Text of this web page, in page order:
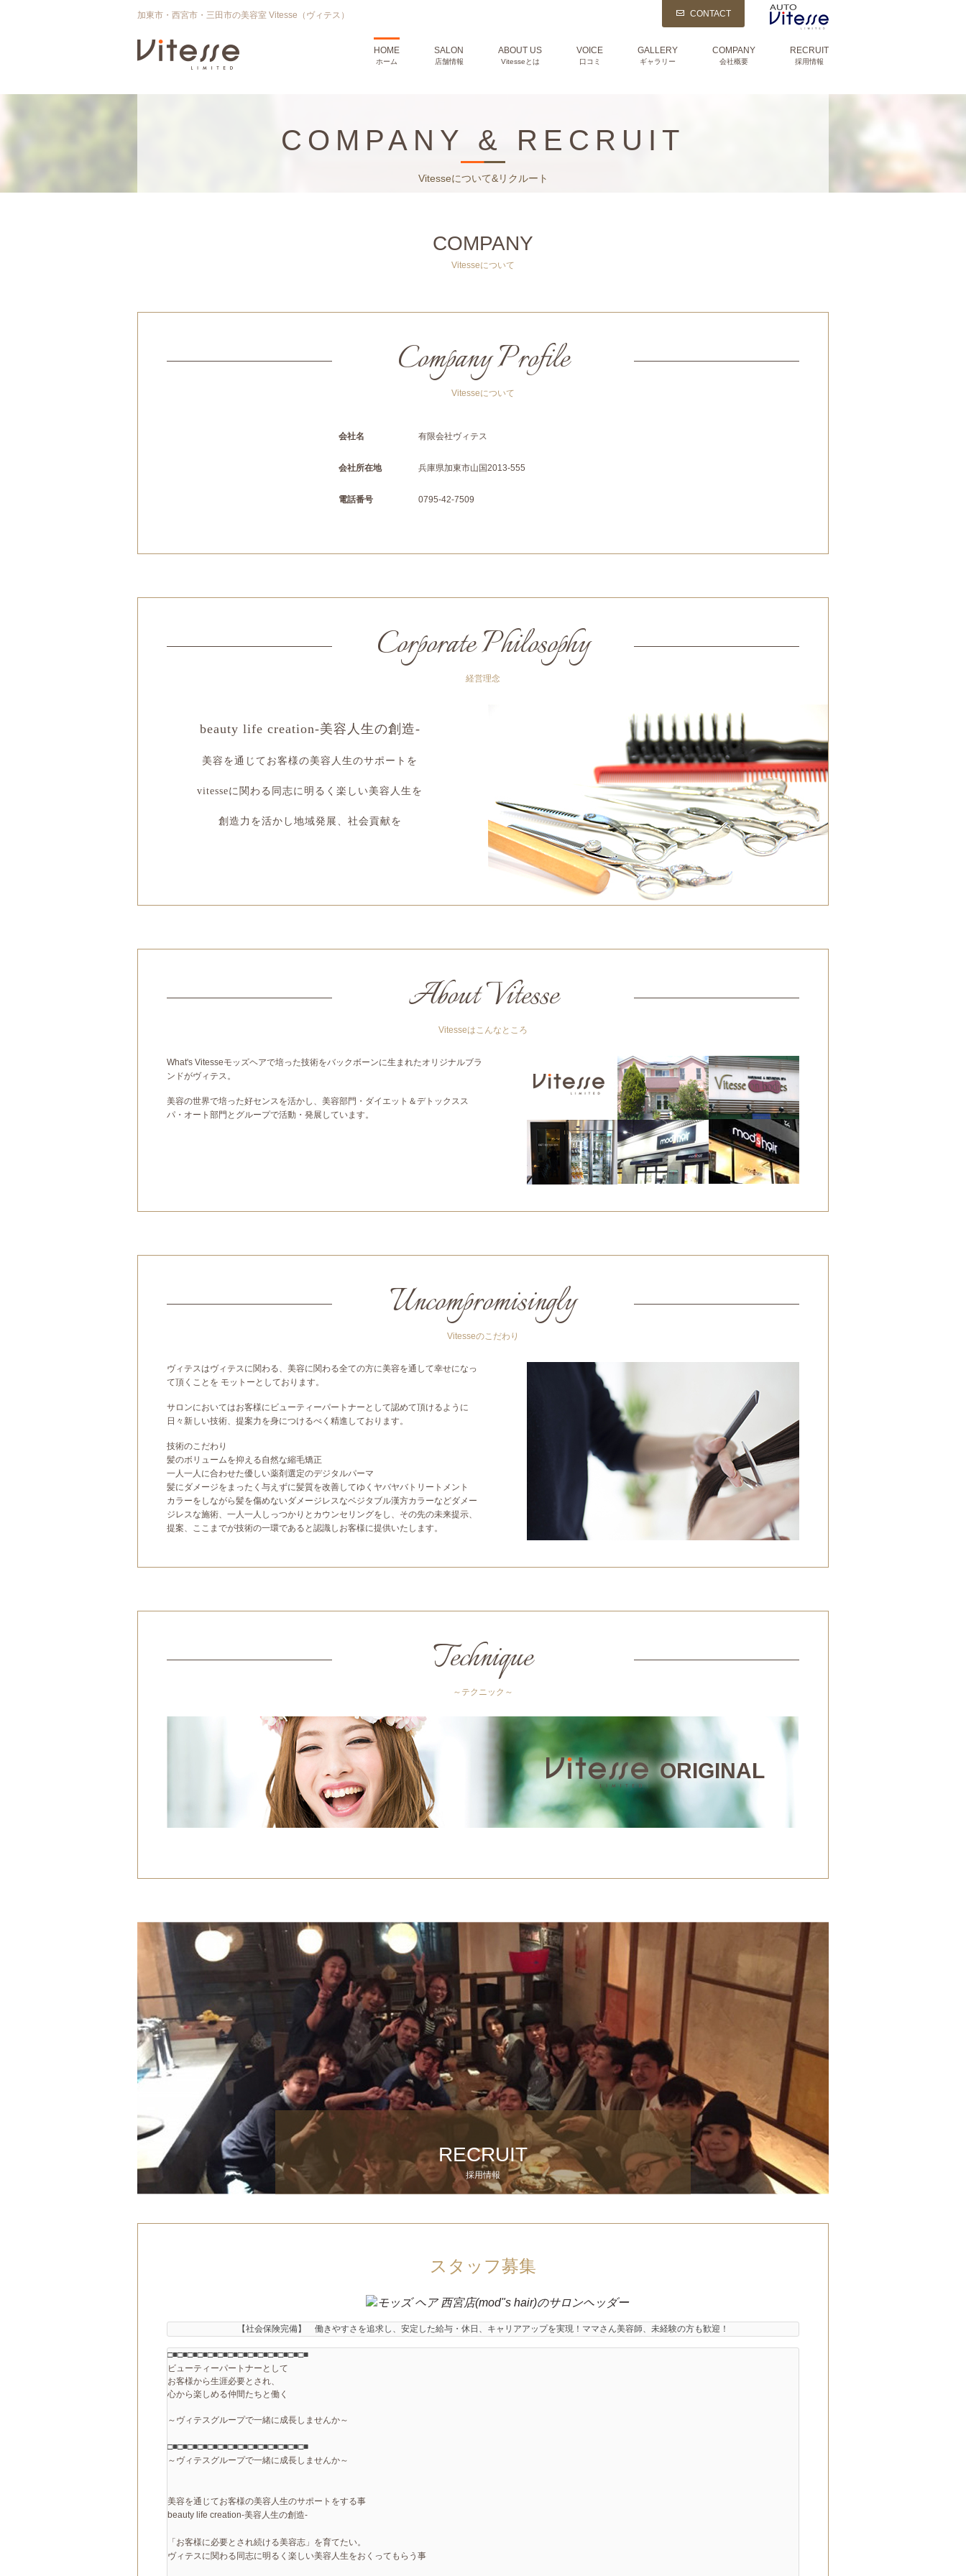
加東市・西宮市・三田市の美容室 Vitesse（ヴィテス） CONTACT
HOME
ホーム
SALON
店舗情報
ABOUT US
Vitesseとは
VOICE
口コミ
GALLERY
ギャラリー
COMPANY
会社概要
RECRUIT
採用情報
COMPANY & RECRUIT
Vitesseについて&リクルート
COMPANY
Vitesseについて
Company Profile
Vitesseについて
会社名 有限会社ヴィテス
会社所在地 兵庫県加東市山国2013-555
電話番号 0795-42-7509
Corporate Philosophy
経営理念
beauty life creation-美容人生の創造-
美容を通じてお客様の美容人生のサポートを
vitesseに関わる同志に明るく楽しい美容人生を
創造力を活かし地域発展、社会貢献を
About Vitesse
Vitesseはこんなところ
What's Vitesseモッズヘアで培った技術をバックボーンに生まれたオリジナルブラ
ンドがヴィテス。
美容の世界で培った好センスを活かし、美容部門・ダイエット＆デトックスス
パ・オート部門とグループで活動・発展しています。
Uncompromisingly
Vitesseのこだわり
ヴィテスはヴィテスに関わる、美容に関わる全ての方に美容を通して幸せになっ
て頂くことを モットーとしております。
サロンにおいてはお客様にビューティーパートナーとして認めて頂けるように
日々新しい技術、提案力を身につけるべく精進しております。
技術のこだわり
髪のボリュームを抑える自然な縮毛矯正
一人一人に合わせた優しい薬剤選定のデジタルパーマ
髪にダメージをまったく与えずに髪質を改善してゆくヤバヤバトリートメント
カラーをしながら髪を傷めないダメージレスなベジタブル漢方カラーなどダメー
ジレスな施術、一人一人しっつかりとカウンセリングをし、その先の未来提示、
提案、ここまでが技術の一環であると認識しお客様に提供いたします。
Technique
～テクニック～
ORIGINAL
RECRUIT
採用情報
スタッフ募集
【社会保険完備】　働きやすさを追求し、安定した給与・休日、キャリアアップを実現！ママさん美容師、未経験の方も歓迎！
□■□■□■□■□■□■□■□■□■□■□■□■□■□■
ビューティーパートナーとして
お客様から生涯必要とされ、
心から楽しめる仲間たちと働く
～ヴィテスグループで一緒に成長しませんか～
□■□■□■□■□■□■□■□■□■□■□■□■□■□■
～ヴィテスグループで一緒に成長しませんか～
美容を通じてお客様の美容人生のサポートをする事
beauty life creation-美容人生の創造-
「お客様に必要とされ続ける美容志」を育てたい。
ヴィテスに関わる同志に明るく楽しい美容人生をおくってもらう事